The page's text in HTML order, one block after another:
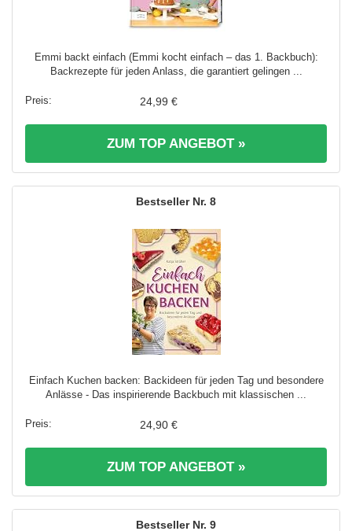
Emmi backt einfach (Emmi kocht einfach – das 1. Backbuch):
Backrezepte für jeden Anlass, die garantiert gelingen ...
24,99 €
ZUM TOP ANGEBOT »
8
Einfach Kuchen backen: Backideen für jeden Tag und besondere
Anlässe - Das inspirierende Backbuch mit klassischen ...
24,90 €
ZUM TOP ANGEBOT »
9